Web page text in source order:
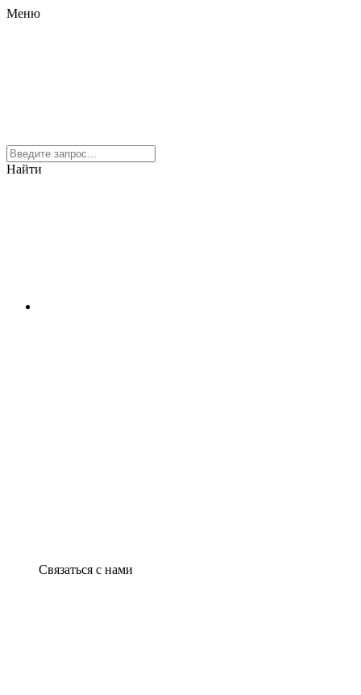
Меню
Найти
Связаться с нами